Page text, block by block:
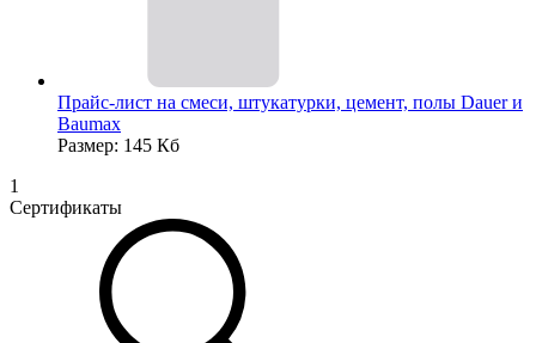
Прайс-лист на смеси, штукатурки, цемент, полы Dauer и
Baumax
Размер: 145 Кб
1
Сертификаты